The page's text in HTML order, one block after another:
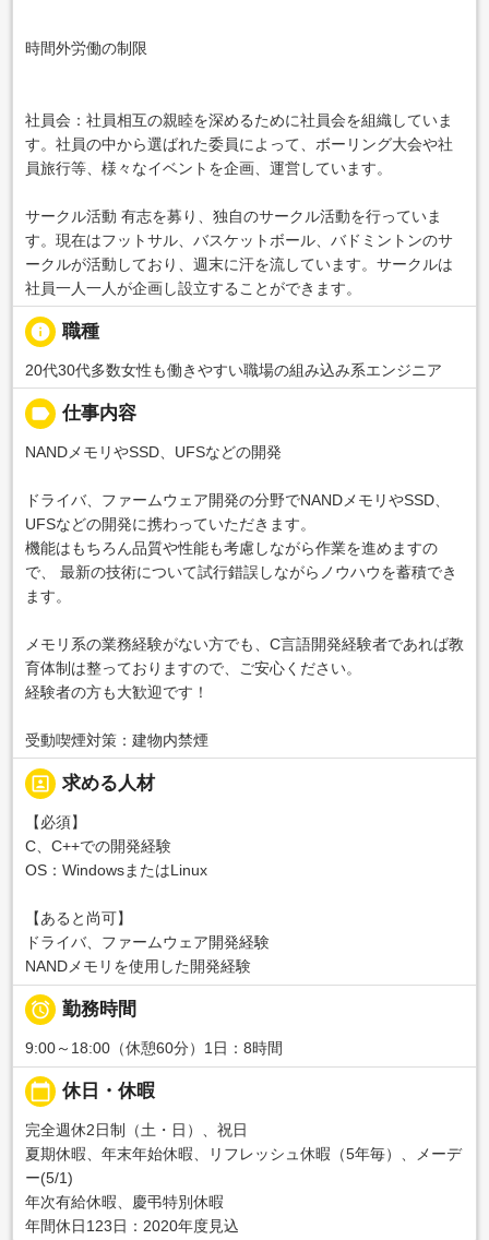
時間外労働の制限
社員会：社員相互の親睦を深めるために社員会を組織していま
す。社員の中から選ばれた委員によって、ボーリング大会や社
員旅行等、様々なイベントを企画、運営しています。
サークル活動 有志を募り、独自のサークル活動を行っていま
す。現在はフットサル、バスケットボール、バドミントンのサ
ークルが活動しており、週末に汗を流しています。サークルは
社員一人一人が企画し設立することができます。
info 職種
20代30代多数女性も働きやすい職場の組み込み系エンジニア
label 仕事内容
NANDメモリやSSD、UFSなどの開発
ドライバ、ファームウェア開発の分野でNANDメモリやSSD、
UFSなどの開発に携わっていただきます。
機能はもちろん品質や性能も考慮しながら作業を進めますの
で、 最新の技術について試行錯誤しながらノウハウを蓄積でき
ます。
メモリ系の業務経験がない方でも、C言語開発経験者であれば教
育体制は整っておりますので、ご安心ください。
経験者の方も大歓迎です！
受動喫煙対策：建物内禁煙
portrait 求める人材
【必須】
C、C++での開発経験
OS：WindowsまたはLinux
【あると尚可】
ドライバ、ファームウェア開発経験
NANDメモリを使用した開発経験
 勤務時間
9:00～18:00（休憩60分）1日：8時間
calendar_today 休日・休暇
完全週休2日制（土・日）、祝日
夏期休暇、年末年始休暇、リフレッシュ休暇（5年毎）、メーデ
ー(5/1)
年次有給休暇、慶弔特別休暇
年間休日123日：2020年度見込